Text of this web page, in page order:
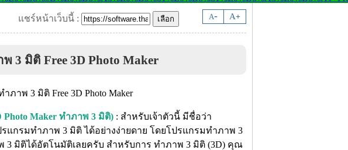
A- A+
แชร์หน้าเว็บนี้ :
3 มิติ Free 3D Photo Maker
Photo Maker ทำภาพ 3 มิติ) : สำหรับเจ้าตัวนี้ มีชื่อว่า
รแกรมทำภาพ 3 มิติ ได้อย่างง่ายดาย โดยโปรแกรมทำภาพ 3
มิติได้อัตโนมัติเลยครับ สำหรับการ ทำภาพ 3 มิติ (3D) คุณ